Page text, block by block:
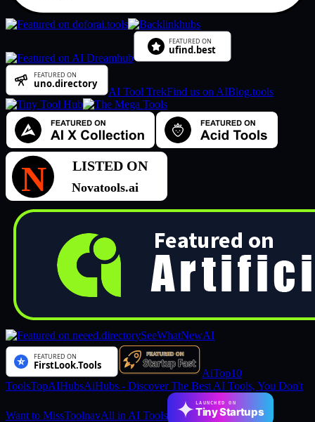
AI Tool TrekFind us on AIBlog.tools
SeeWhatNewAI
AiTop10
ToolsTopAIHubsAiHubs - Discover The Best AI Tools, You Don't
Want to MissToolnavAll in AI Tools
LAUNCHED ON
Tiny Startups